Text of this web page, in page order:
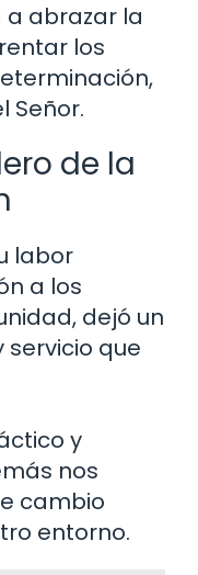
a abrazar la
los
Señor.
de la
labor
a los
dejó un
que
y
nos
cambio
entorno.